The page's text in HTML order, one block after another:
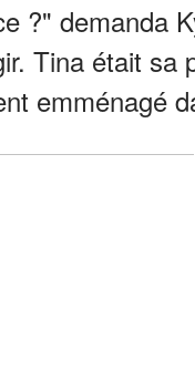
?" demanda
Tina était sa
emménagé